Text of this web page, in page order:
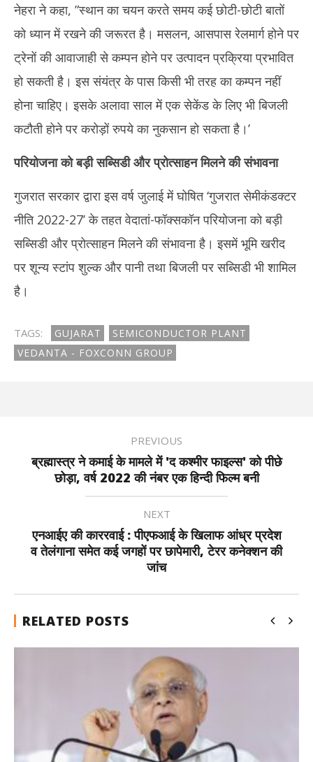
नेहरा ने कहा, ”स्थान का चयन करते समय कई छोटी-छोटी बातों
को ध्यान में रखने की जरूरत है। मसलन, आसपास रेलमार्ग होने पर
ट्रेनों की आवाजाही से कम्पन होने पर उत्पादन प्रक्रिया प्रभावित
हो सकती है। इस संयंत्र के पास किसी भी तरह का कम्पन नहीं
होना चाहिए। इसके अलावा साल में एक सेकेंड के लिए भी बिजली
कटौती होने पर करोड़ों रुपये का नुकसान हो सकता है।’
परियोजना को बड़ी सब्सिडी और प्रोत्साहन मिलने की संभावना
गुजरात सरकार द्वारा इस वर्ष जुलाई में घोषित ‘गुजरात सेमीकंडक्टर
नीति 2022-27’ के तहत वेदातां-फॉक्सकॉन परियोजना को बड़ी
सब्सिडी और प्रोत्साहन मिलने की संभावना है। इसमें भूमि खरीद
पर शून्य स्टांप शुल्क और पानी तथा बिजली पर सब्सिडी भी शामिल
है।
TAGS: GUJARAT
SEMICONDUCTOR PLANT
VEDANTA - FOXCONN GROUP
PREVIOUS
ब्रह्मास्त्र ने कमाई के मामले में 'द कश्मीर फाइल्स' को पीछे
छोड़ा, वर्ष 2022 की नंबर एक हिन्दी फिल्म बनी
NEXT
एनआईए की काररवाई : पीएफआई के खिलाफ आंध्र प्रदेश
व तेलंगाना समेत कई जगहों पर छापेमारी, टेरर कनेक्शन की
जांच
RELATED POSTS